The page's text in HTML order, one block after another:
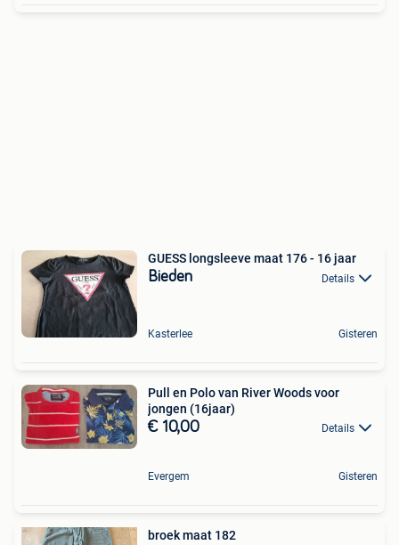
GUESS longsleeve maat 176 - 16 jaar
Bieden Details
Kasterlee Gisteren
Pull en Polo van River Woods voor
jongen (16jaar)
€ 10,00 Details
Evergem Gisteren
broek maat 182